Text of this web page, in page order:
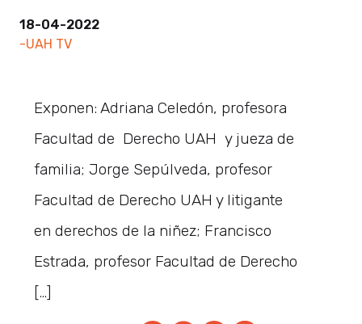
18-04-2022
-UAH TV
Exponen: Adriana Celedón, profesora
Facultad de Derecho UAH y jueza de
familia; Jorge Sepúlveda, profesor
Facultad de Derecho UAH y litigante
en derechos de la niñez; Francisco
Estrada, profesor Facultad de Derecho
[…]